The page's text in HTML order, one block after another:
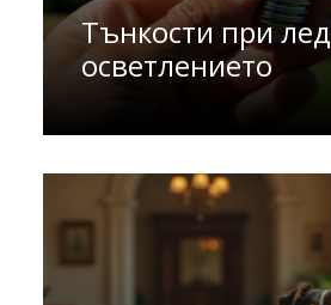
Тънкости при лед
осветлението